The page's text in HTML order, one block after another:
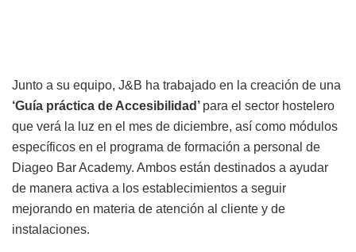
Junto a su equipo, J&B ha trabajado en la creación de una
‘Guía práctica de Accesibilidad’ para el sector hostelero
que verá la luz en el mes de diciembre, así como módulos
específicos en el programa de formación a personal de
Diageo Bar Academy. Ambos están destinados a ayudar
de manera activa a los establecimientos a seguir
mejorando en materia de atención al cliente y de
instalaciones.